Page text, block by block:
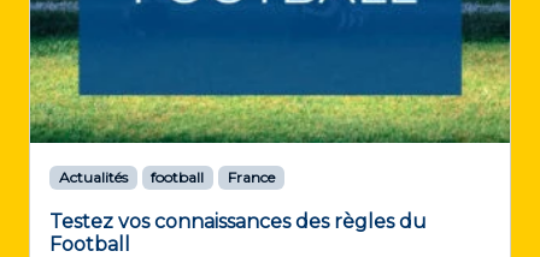
Actualités football France
Testez vos connaissances des règles du
Football